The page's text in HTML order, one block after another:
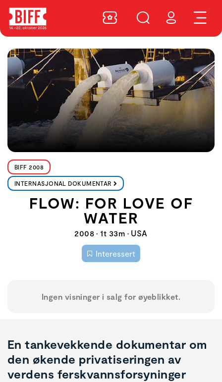
BIFF 2008
INTERNASJONAL DOKUMENTAR
FLOW: FOR LOVE OF
WATER
2008 • 1t 33m • USA
Interessert
Ingen visninger i salg for øyeblikket.
En tankevekkende dokumentar om
den økende privatiseringen av
verdens ferskvannsforsyninger